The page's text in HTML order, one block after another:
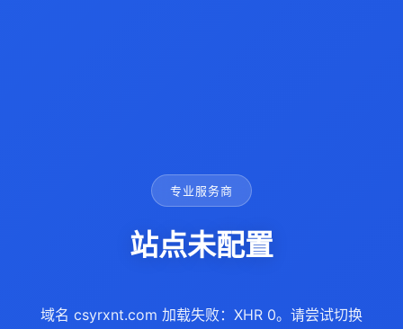
专业服务商
站点未配置
域名 csyrxnt.com 加载失败：XHR 0。请尝试切换